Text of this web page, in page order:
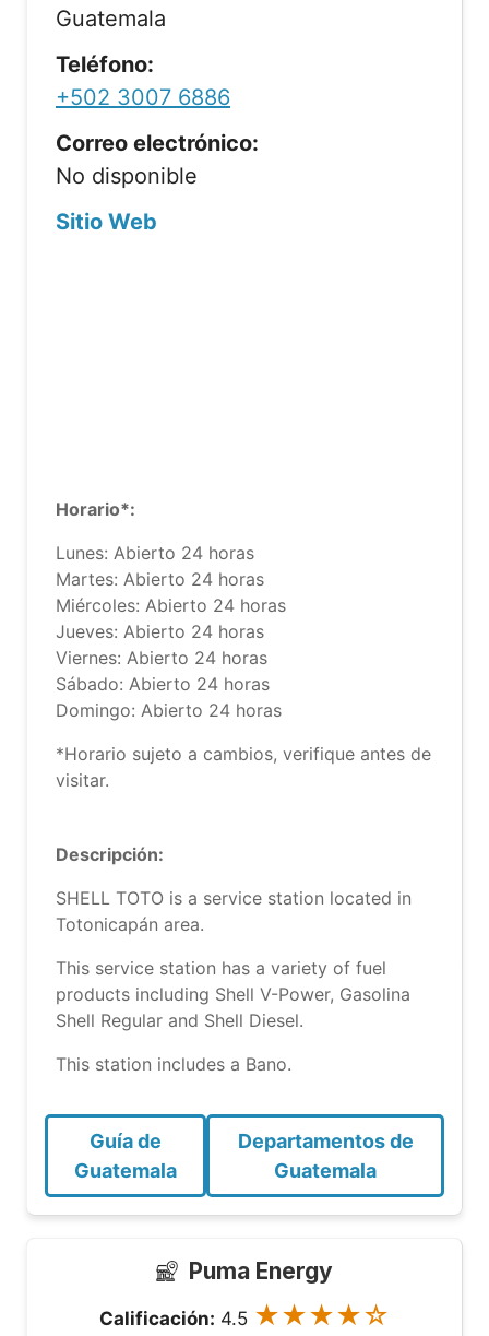
Guatemala
Teléfono:
+502 3007 6886
Correo electrónico:
No disponible
Sitio Web
Horario*:
Lunes: Abierto 24 horas
Martes: Abierto 24 horas
Miércoles: Abierto 24 horas
Jueves: Abierto 24 horas
Viernes: Abierto 24 horas
Sábado: Abierto 24 horas
Domingo: Abierto 24 horas
*Horario sujeto a cambios, verifique antes de
visitar.
Descripción:
SHELL TOTO is a service station located in
Totonicapán area.
This service station has a variety of fuel
products including Shell V-Power, Gasolina
Shell Regular and Shell Diesel.
This station includes a Bano.
Guía de
Guatemala
Departamentos de
Guatemala
Puma Energy
Calificación: 4.5 ★★★★☆